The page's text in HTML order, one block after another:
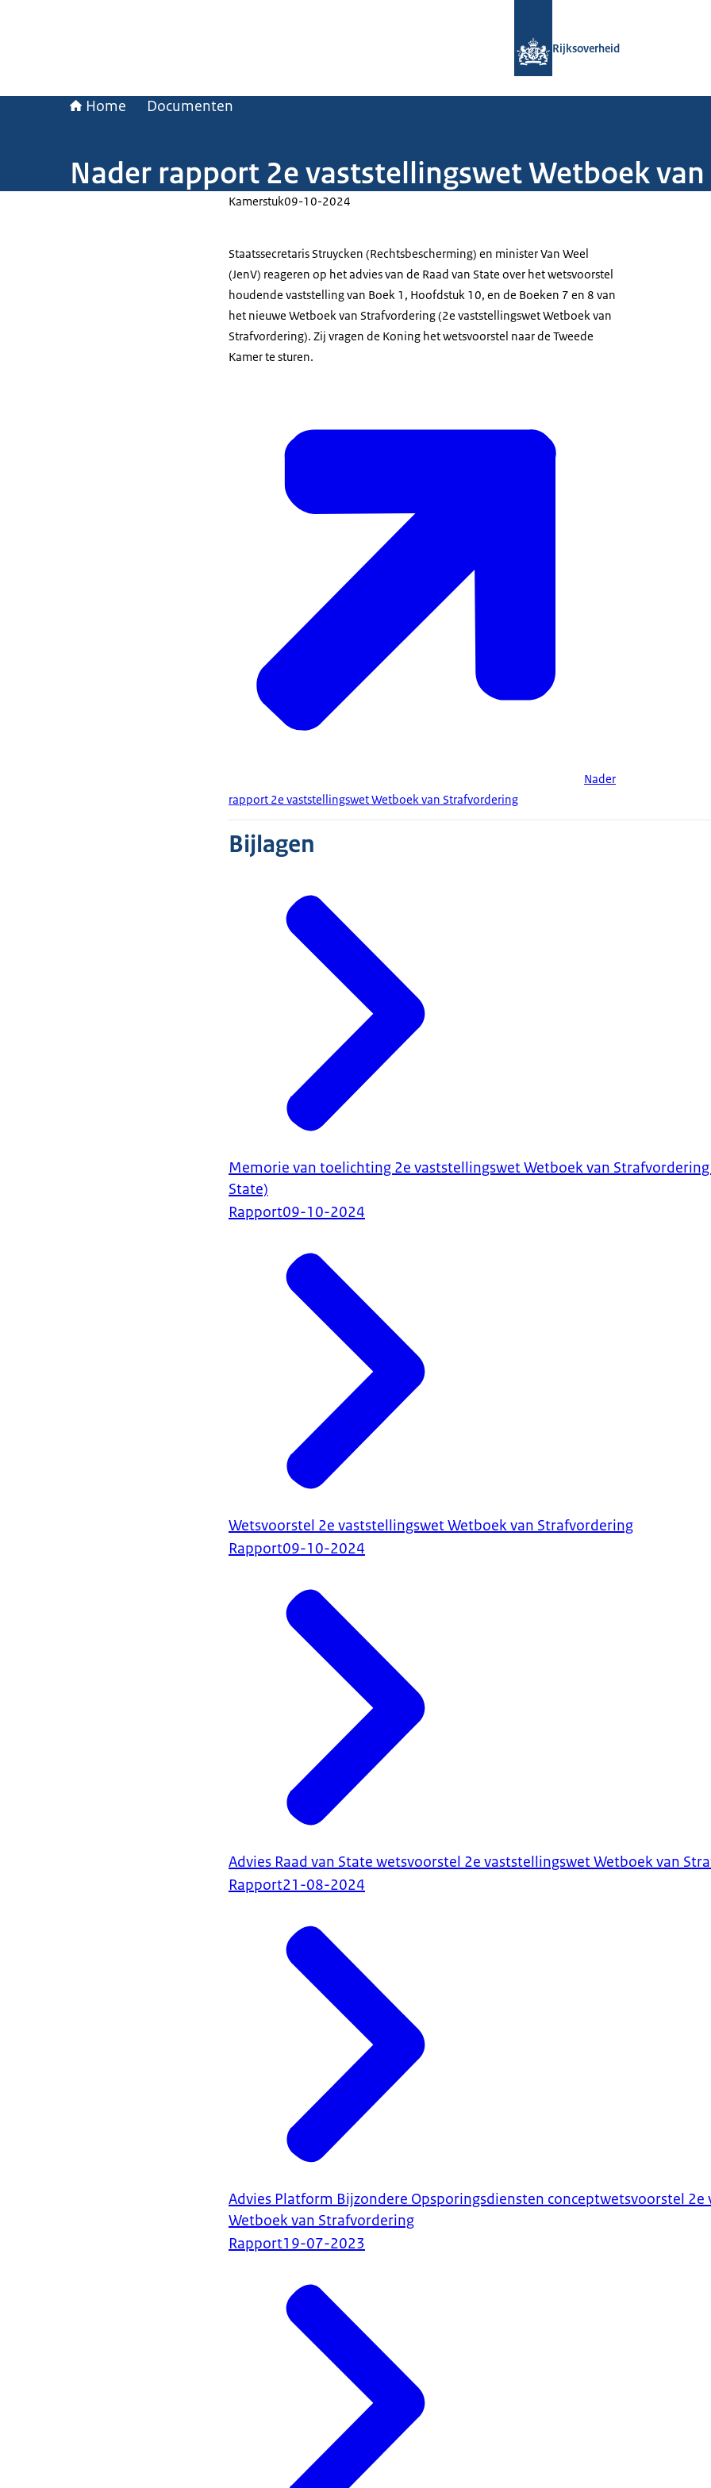
Rijksoverheid
Home Documenten
Nader rapport 2e vaststellingswet Wetboek
Kamerstuk09-10-2024
Staatssecretaris Struycken (Rechtsbescherming) en minister Van Weel
(JenV) reageren op het advies van de Raad van State over het wetsvoorstel
houdende vaststelling van Boek 1, Hoofdstuk 10, en de Boeken 7 en 8 van
het nieuwe Wetboek van Strafvordering (2e vaststellingswet Wetboek van
Strafvordering). Zij vragen de Koning het wetsvoorstel naar de Tweede
Kamer te sturen.
Nader
rapport 2e vaststellingswet Wetboek van Strafvordering
Bijlagen
Memorie van toelichting 2e vaststellingswet Wetboek van Strafvordering
State)
Rapport09-10-2024
Wetsvoorstel 2e vaststellingswet Wetboek van Strafvordering
Rapport09-10-2024
Advies Raad van State wetsvoorstel 2e vaststellingswet Wetboek van
Rapport21-08-2024
Advies Platform Bijzondere Opsporingsdiensten conceptwetsvoorstel
Wetboek van Strafvordering
Rapport19-07-2023